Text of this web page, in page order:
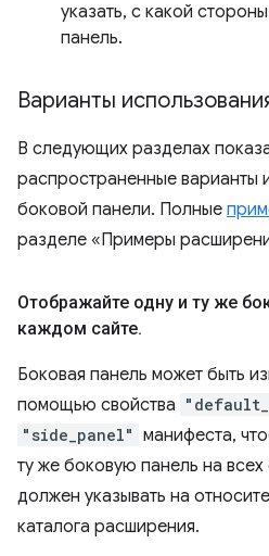
указать, с какой
панель.
Варианты
В следующих разделах
распространенные варианты
боковой панели. Полные
разделе «Примеры
Отображайте одну и ту же
каждом сайте.
Боковая панель может быть
помощью свойства
"side_panel" манифеста,
ту же боковую панель на всех
должен указывать на
каталога расширения.